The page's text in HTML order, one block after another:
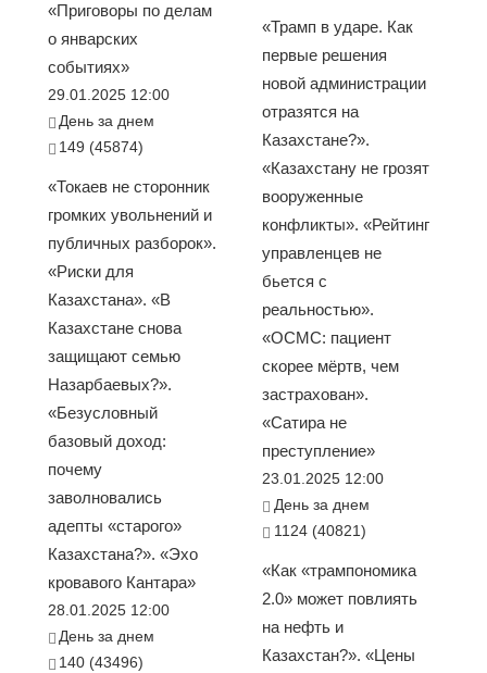
«Приговоры по делам
о январских
событиях»
29.01.2025 12:00
День за днем
149 (45874)
«Токаев не сторонник
громких увольнений и
публичных разборок».
«Риски для
Казахстана». «В
Казахстане снова
защищают семью
Назарбаевых?».
«Безусловный
базовый доход:
почему
заволновались
адепты «старого»
Казахстана?». «Эхо
кровавого Кантара»
28.01.2025 12:00
День за днем
140 (43496)
«Трамп в ударе. Как
первые решения
новой администрации
отразятся на
Казахстане?».
«Казахстану не грозят
вооруженные
конфликты». «Рейтинг
управленцев не
бьется с
реальностью».
«ОСМС: пациент
скорее мёртв, чем
застрахован».
«Сатира не
преступление»
23.01.2025 12:00
День за днем
1124 (40821)
«Как «трампономика
2.0» может повлиять
на нефть и
Казахстан?». «Цены